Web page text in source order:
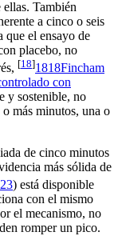
También
a cinco o seis
que el ensayo de
placebo, no
[18]1818Fincham
con
y sostenible, no
más minutos, una o
de cinco minutos
más sólida de
) está disponible
con el mismo
el mecanismo, no
romper un pico.